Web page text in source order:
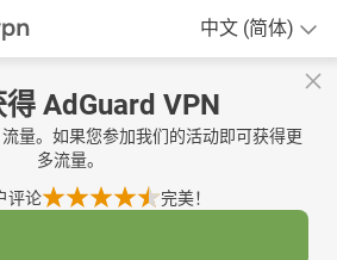
中文 (简体)
AdGuard VPN
量。如果您参加我们的活动即可获得更
多流量。
评论 完美！